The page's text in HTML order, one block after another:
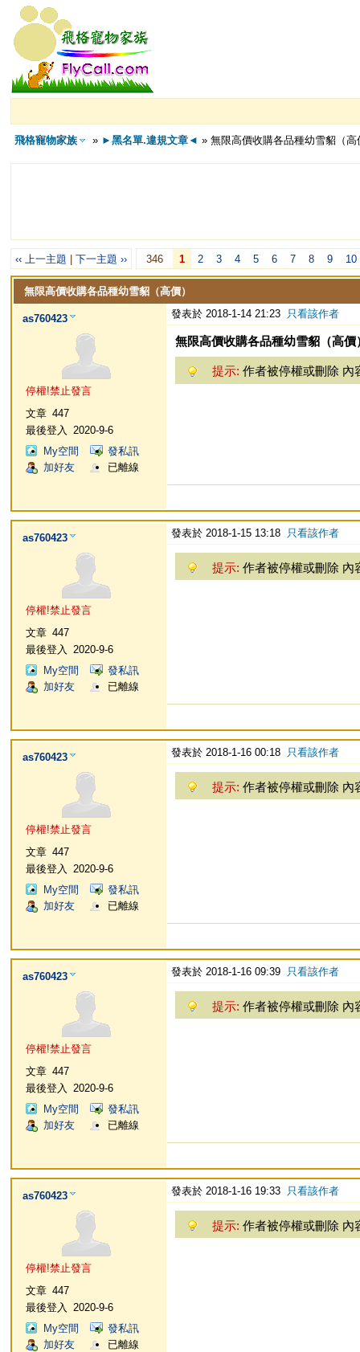
飛格寵物家族 » ►黑名單.違規文章◄ » 無限高價收購各品種幼雪貂（高
‹‹ 上一主題 |下一主題 ›› 346 1 2 3 4 5 6 7 8 9 10
無限高價收購各品種幼雪貂（高價）
as760423
停權!禁止發言
文章 447
最後登入
2020-9-6
My空間
發私訊
加好友
已離線
發表於 2018-1-14 21:23 只看該作者
無限高價收購各品種幼雪貂（高價
提示:作者被停權或刪除 內
as760423
停權!禁止發言
文章 447
最後登入
2020-9-6
My空間
發私訊
加好友
已離線
發表於 2018-1-15 13:18 只看該作者
提示:作者被停權或刪除 內
as760423
停權!禁止發言
文章 447
最後登入
2020-9-6
My空間
發私訊
加好友
已離線
發表於 2018-1-16 00:18 只看該作者
提示:作者被停權或刪除 內
as760423
停權!禁止發言
文章 447
最後登入
2020-9-6
My空間
發私訊
加好友
已離線
發表於 2018-1-16 09:39 只看該作者
提示:作者被停權或刪除 內
as760423
停權!禁止發言
文章 447
最後登入
2020-9-6
My空間
發私訊
加好友
已離線
發表於 2018-1-16 19:33 只看該作者
提示:作者被停權或刪除 內